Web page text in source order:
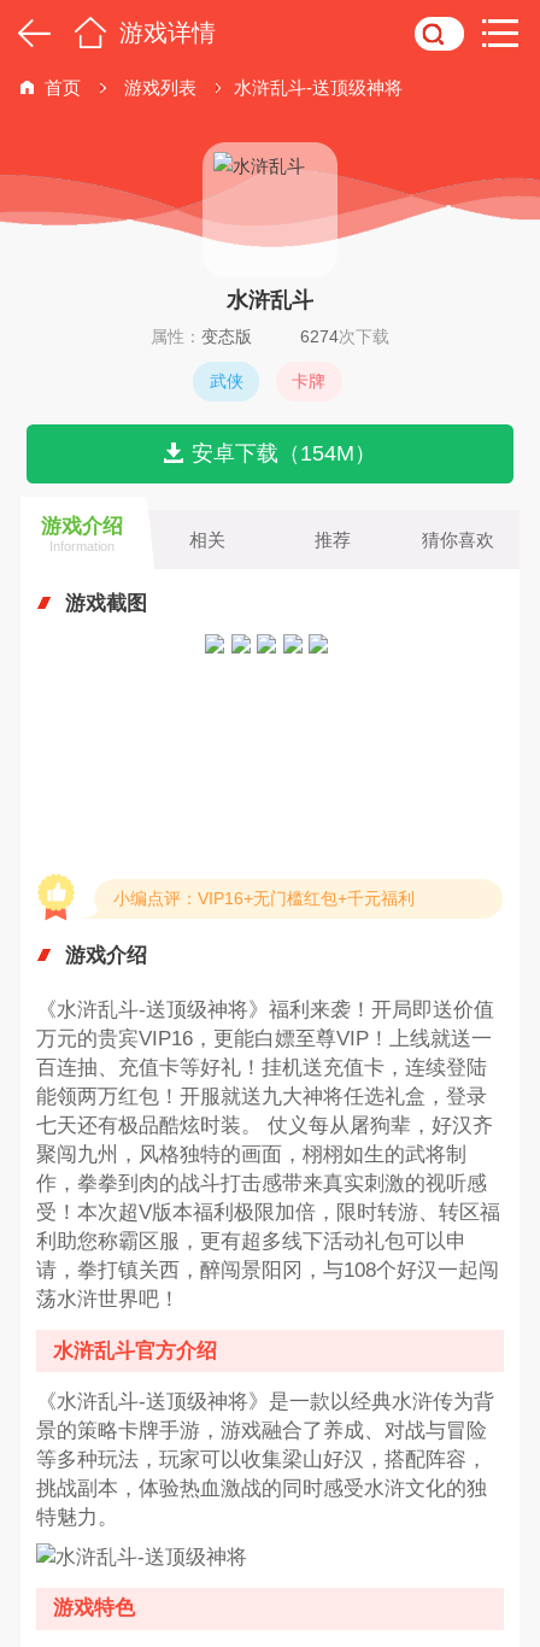
游戏详情
首页 游戏列表 水浒乱斗-送顶级神将
水浒乱斗
属性： 变态版 6274次下载
武侠 卡牌
安卓下载（154M）
游戏介绍
Information 相关 推荐 猜你喜欢
游戏截图
小编点评：VIP16+无门槛红包+千元福利
游戏介绍
《水浒乱斗-送顶级神将》福利来袭！开局即送价值
万元的贵宾VIP16，更能白嫖至尊VIP！上线就送一
百连抽、充值卡等好礼！挂机送充值卡，连续登陆
能领两万红包！开服就送九大神将任选礼盒，登录
七天还有极品酷炫时装。 仗义每从屠狗辈，好汉齐
聚闯九州，风格独特的画面，栩栩如生的武将制
作，拳拳到肉的战斗打击感带来真实刺激的视听感
受！本次超V版本福利极限加倍，限时转游、转区福
利助您称霸区服，更有超多线下活动礼包可以申
请，拳打镇关西，醉闯景阳冈，与108个好汉一起闯
荡水浒世界吧！
水浒乱斗官方介绍
《水浒乱斗-送顶级神将》是一款以经典水浒传为背
景的策略卡牌手游，游戏融合了养成、对战与冒险
等多种玩法，玩家可以收集梁山好汉，搭配阵容，
挑战副本，体验热血激战的同时感受水浒文化的独
特魅力。
游戏特色